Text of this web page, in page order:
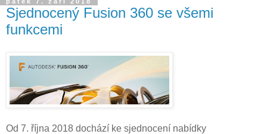
Sjednocený Fusion 360 se všemi
funkcemi
Od 7. října 2018 dochází ke sjednocení nabídky